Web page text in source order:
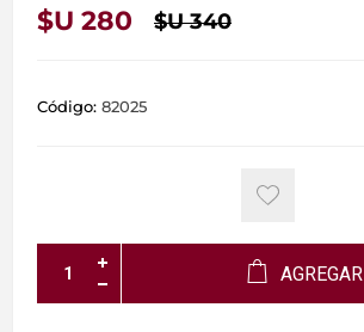
$U 280 $U 340
Código: 82025
AGREGAR